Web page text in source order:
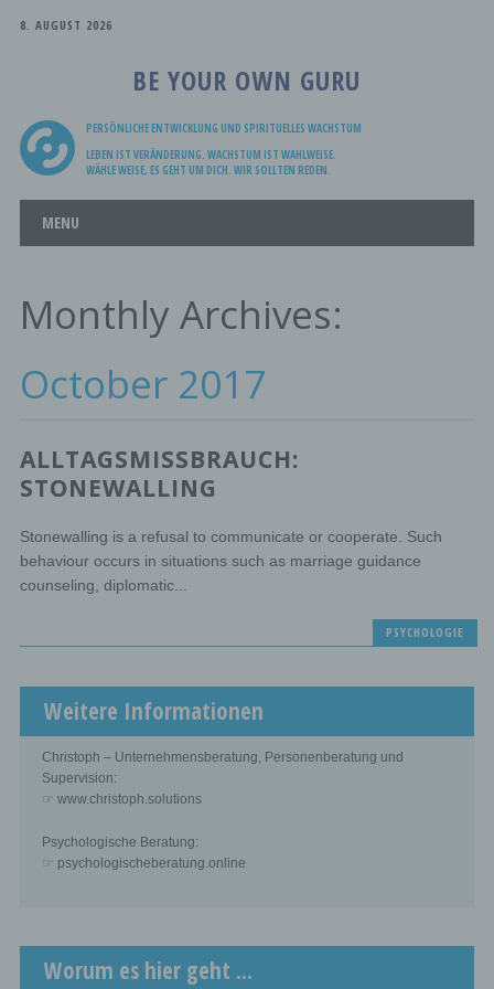
8. AUGUST 2026
BE YOUR OWN GURU
PERSÖNLICHE ENTWICKLUNG UND SPIRITUELLES WACHSTUM
LEBEN IST VERÄNDERUNG. WACHSTUM IST WAHLWEISE.
WÄHLE WEISE, ES GEHT UM DICH. WIR SOLLTEN REDEN.
Main menu
MENU
Monthly Archives:
October 2017
ALLTAGSMISSBRAUCH:
STONEWALLING
Stonewalling is a refusal to communicate or cooperate. Such
behaviour occurs in situations such as marriage guidance
counseling, diplomatic...
PSYCHOLOGIE
Weitere Informationen
Christoph – Unternehmensberatung, Personenberatung und
Supervision:
☞ www.christoph.solutions
Psychologische Beratung:
☞ psychologischeberatung.online
Worum es hier geht ...